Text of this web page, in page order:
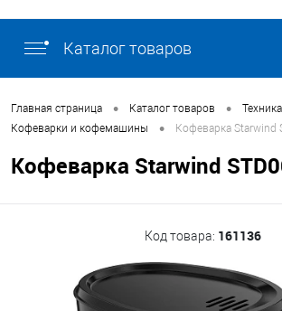
Каталог товаров
Главная страница • Каталог товаров •
Кофеварки и кофемашины • Кофеварка Starwind
Кофеварка Starwind
Код товара: 161136